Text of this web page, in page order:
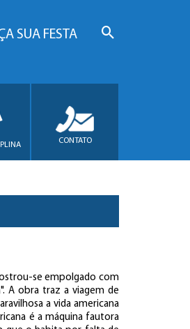
SUA FESTA
CONTATO
se empolgado com
A obra traz a viagem de
a vida americana
é a máquina fautora